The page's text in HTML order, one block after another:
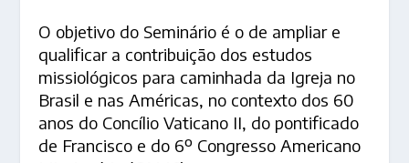
O objetivo do Seminário é o de ampliar e
qualificar a contribuição dos estudos
missiológicos para caminhada da Igreja no
Brasil e nas Américas, no contexto dos 60
anos do Concílio Vaticano II, do pontificado
de Francisco e do 6º Congresso Americano